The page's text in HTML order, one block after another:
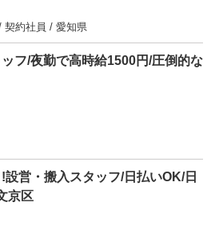
契約社員 / 愛知県
フ/夜勤で高時給1500円/圧倒的な
営・搬入スタッフ/日払いOK/日
京区